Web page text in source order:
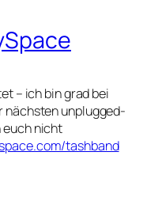
– ich bin grad bei
nächsten unplugged-
euch nicht
tashband